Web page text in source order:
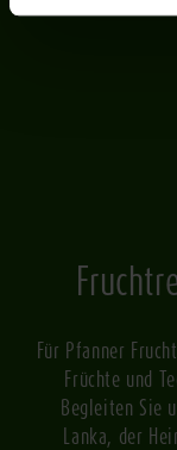
Für Pfanner
Früchte und
Begleiten Sie
Lanka, der